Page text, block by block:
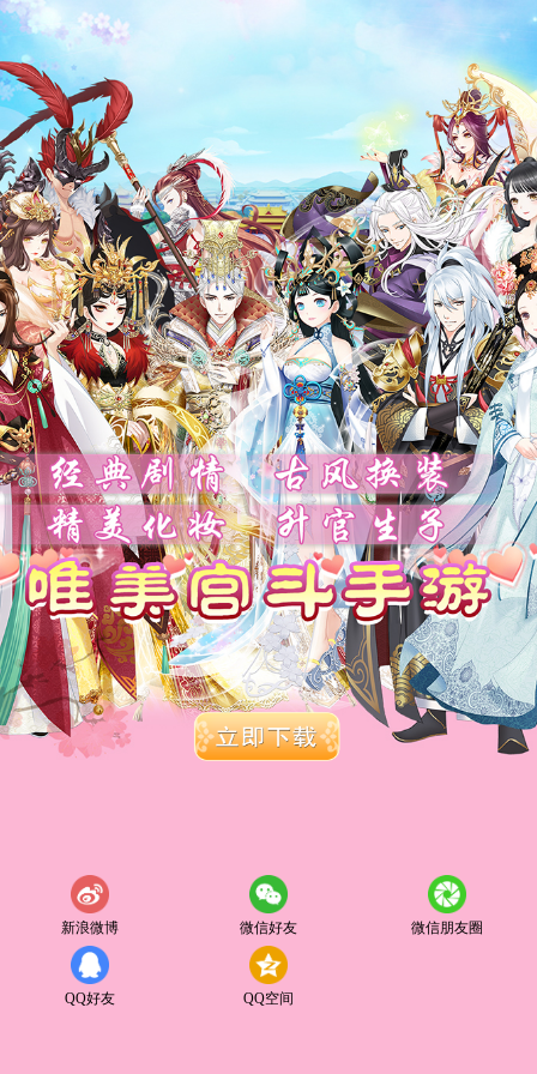
新浪微博 微信好友 微信朋友圈
QQ好友 QQ空间